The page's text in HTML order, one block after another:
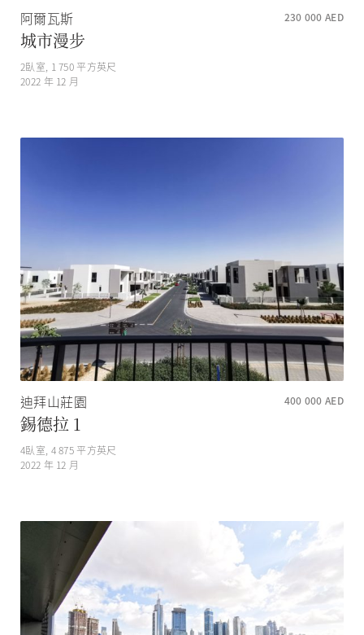
阿爾瓦斯 230 000 AED
城市漫步
2臥室, 1 750 平方英尺
2022 年 12 月
迪拜山莊園 400 000 AED
錫德拉 1
4臥室, 4 875 平方英尺
2022 年 12 月